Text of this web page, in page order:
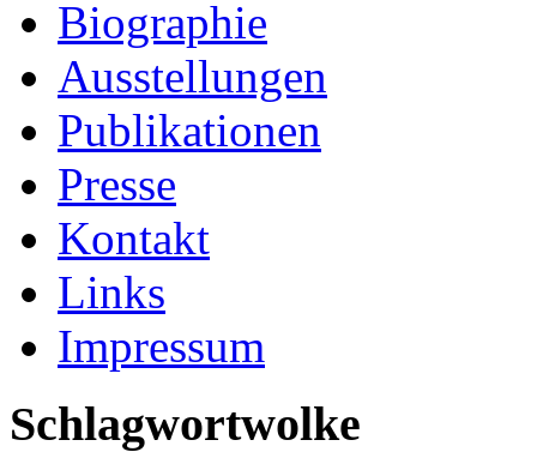
Biographie
Ausstellungen
Publikationen
Presse
Kontakt
Links
Impressum
Schlagwortwolke